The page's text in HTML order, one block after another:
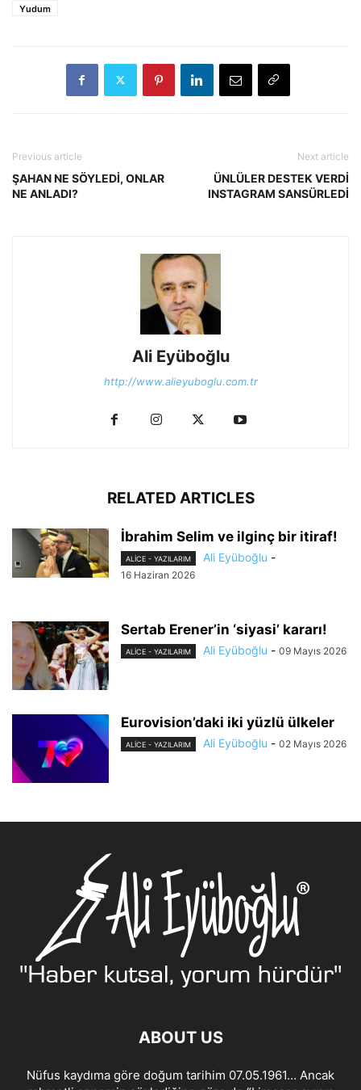
Yudum
Previous article
ŞAHAN NE SÖYLEDİ, ONLAR
NE ANLADI?
Next article
ÜNLÜLER DESTEK VERDİ
INSTAGRAM SANSÜRLEDİ
Ali Eyüboğlu
http://www.alieyuboglu.com.tr
RELATED ARTICLES
İbrahim Selim ve ilginç bir itiraf!
ALİCE - YAZILARIM Ali Eyüboğlu -
16 Haziran 2026
Sertab Erener’in ‘siyasi’ kararı!
ALİCE - YAZILARIM Ali Eyüboğlu - 09 Mayıs 2026
Eurovision’daki iki yüzlü ülkeler
ALİCE - YAZILARIM Ali Eyüboğlu - 02 Mayıs 2026
ABOUT US
Nüfus kaydıma göre doğum tarihim 07.05.1961… Ancak